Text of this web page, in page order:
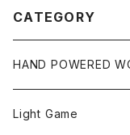
CATEGORY
HAND POWERED
Light Game